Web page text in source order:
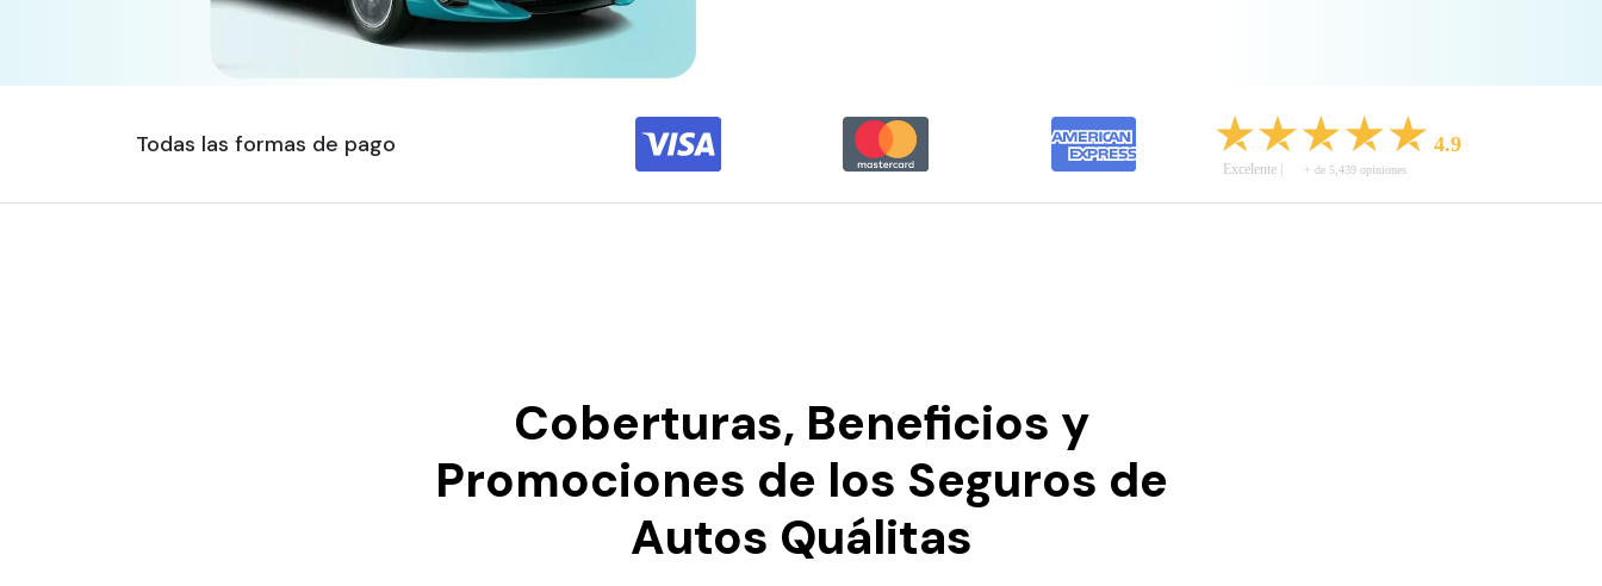
Todas las formas de pago
Coberturas, Beneficios y
Promociones de los Seguros de
Autos Quálitas